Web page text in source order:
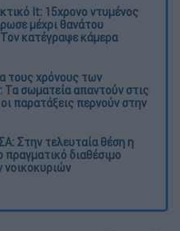
It: 15χρονο ντυμένος
μέχρι θανάτου
κατέγραψε κάμερα
τους χρόνους των
Τα σωματεία απαντούν στις
παρατάξεις περνούν στην
Στην τελευταία θέση η
πραγματικό διαθέσιμο
νοικοκυριών